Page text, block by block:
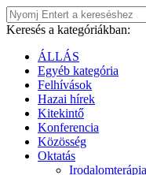
Keresés a kategóriákban:
ÁLLÁS
Egyéb kategória
Felhívások
Hazai hírek
Kitekintő
Konferencia
Közösség
Oktatás
Irodalomterápia